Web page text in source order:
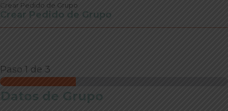
Crear Pedido de Grupo
Crear Pedido de Grupo
Paso 1 de 3
Datos de Grupo